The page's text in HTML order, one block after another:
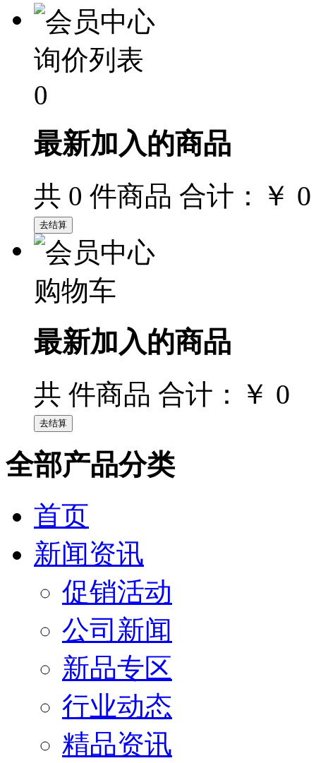
询价列表
0
最新加入的商品
共 0 件商品 合计： ￥ 0
购物车
最新加入的商品
共 件商品 合计： ￥ 0
全部产品分类
首页
新闻资讯
促销活动
公司新闻
新品专区
行业动态
精品资讯